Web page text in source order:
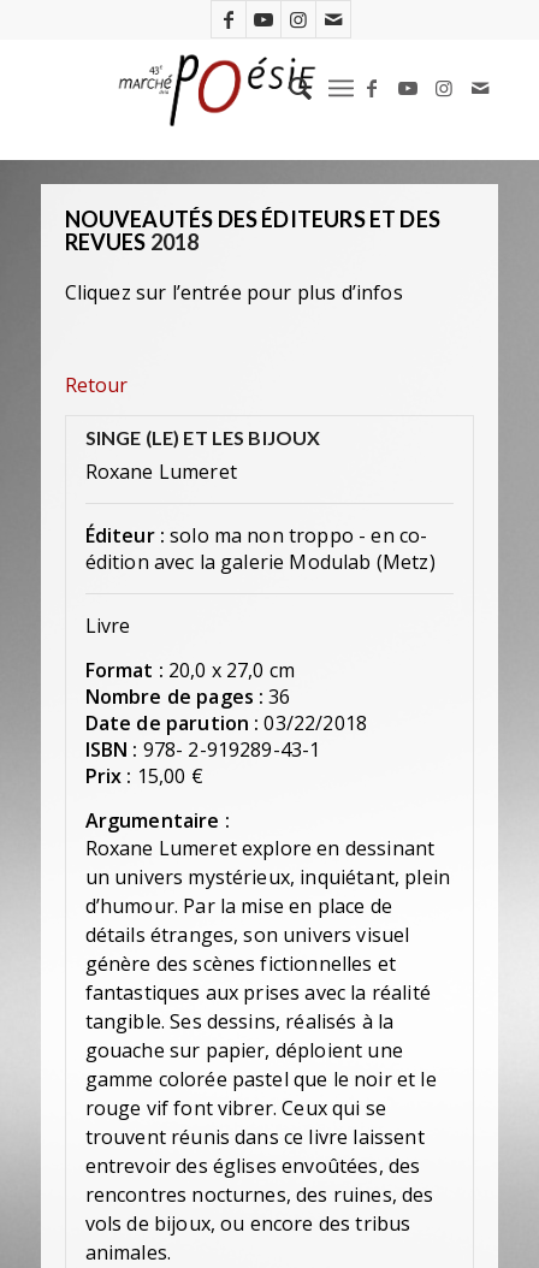
NOUVEAUTÉS DES ÉDITEURS ET DES
REVUES 2018
Cliquez sur l’entrée pour plus d’infos
Retour
SINGE (LE) ET LES BIJOUX
Roxane Lumeret
Éditeur : solo ma non troppo - en co-
édition avec la galerie Modulab (Metz)
Livre
Format : 20,0 x 27,0 cm
Nombre de pages : 36
Date de parution : 03/22/2018
ISBN : 978- 2-919289-43-1
Prix : 15,00 €
Argumentaire :
Roxane Lumeret explore en dessinant
un univers mystérieux, inquiétant, plein
d’humour. Par la mise en place de
détails étranges, son univers visuel
génère des scènes fictionnelles et
fantastiques aux prises avec la réalité
tangible. Ses dessins, réalisés à la
gouache sur papier, déploient une
gamme colorée pastel que le noir et le
rouge vif font vibrer. Ceux qui se
trouvent réunis dans ce livre laissent
entrevoir des églises envoûtées, des
rencontres nocturnes, des ruines, des
vols de bijoux, ou encore des tribus
animales.